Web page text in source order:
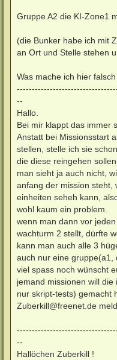
Gruppe A2 die KI-Zone1
(die Bunker habe ich mit
an Ort und Stelle stehen
Was mache ich hier
--
Hallo.
Bei mir klappt das immer
Anstatt bei Missionsstart
stellen, stelle ich sie
die diese reingehen
man sieht ja auch nicht,
anfang der mission steht,
einheiten seheh kann,
wohl kaum ein problem.
wenn man dann vor
wachturm 2 stellt, dürfte
kann man auch alle 3
auch nur eine gruppe(a1,
viel spass noch wünscht
jemand missionen will
nur skript-tests) gemacht
Zuberkill@freenet.de
--
Hallöchen Zuberkill !